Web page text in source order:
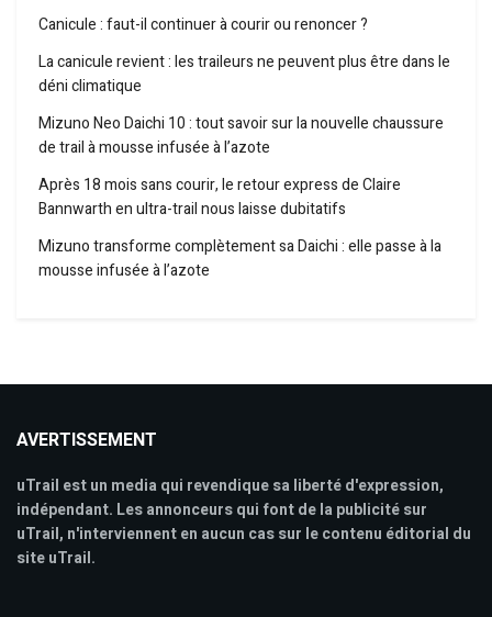
Canicule : faut-il continuer à courir ou renoncer ?
La canicule revient : les traileurs ne peuvent plus être dans le
déni climatique
Mizuno Neo Daichi 10 : tout savoir sur la nouvelle chaussure
de trail à mousse infusée à l’azote
Après 18 mois sans courir, le retour express de Claire
Bannwarth en ultra-trail nous laisse dubitatifs
Mizuno transforme complètement sa Daichi : elle passe à la
mousse infusée à l’azote
AVERTISSEMENT
uTrail est un media qui revendique sa liberté d'expression,
indépendant. Les annonceurs qui font de la publicité sur
uTrail, n'interviennent en aucun cas sur le contenu éditorial du
site uTrail.